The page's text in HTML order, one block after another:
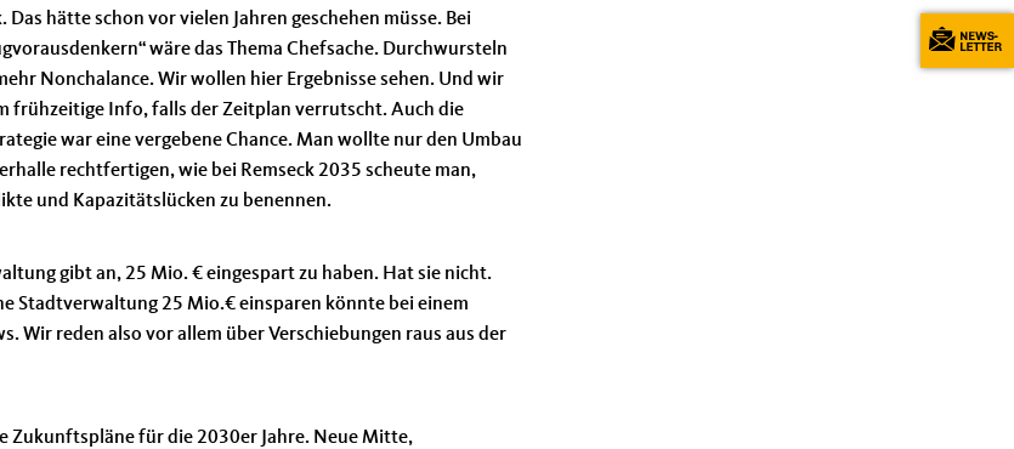
Das hätte schon vor vielen Jahren geschehen müsse. Bei
wäre das Thema Chefsache. Durchwursteln
Nonchalance. Wir wollen hier Ergebnisse sehen. Und wir
frühzeitige Info, falls der Zeitplan verrutscht. Auch die
war eine vergebene Chance. Man wollte nur den Umbau
rechtfertigen, wie bei Remseck 2035 scheute man,
und Kapazitätslücken zu benennen.
gibt an, 25 Mio. € eingespart zu haben. Hat sie nicht.
Stadtverwaltung 25 Mio.€ einsparen könnte bei einem
Wir reden also vor allem über Verschiebungen raus aus der
Zukunftspläne für die 2030er Jahre. Neue Mitte,